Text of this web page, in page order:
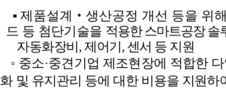
▪ 제품설계 ‧ 생산공정 개선 등을 위
드 등 첨단기술을 적용한 스마트공장 솔
자동화장비 , 제어기 , 센서 등 지원
◦ 중소·중견기업 제조현장에 적합한
화 및 유지관리 등에 대한 비용을 지원